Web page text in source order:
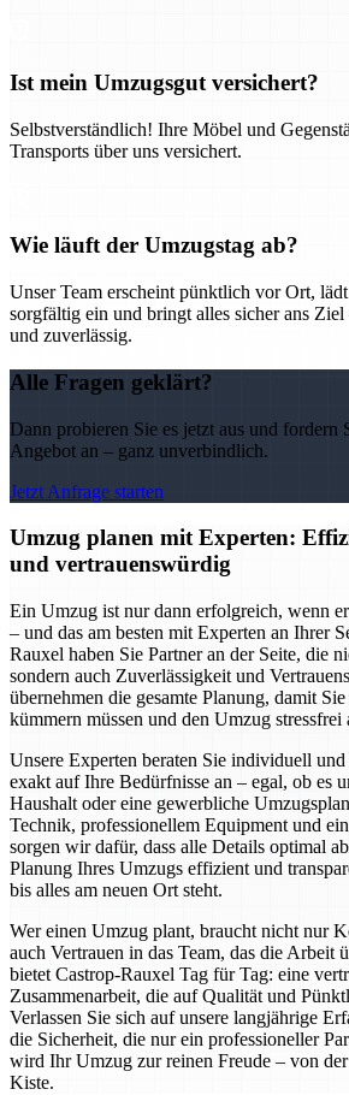
Ist mein Umzugsgut versichert?
Selbstverständlich! Ihre Möbel und
Transports über uns versichert.
Wie läuft der Umzugstag ab?
Unser Team erscheint pünktlich vor Ort,
sorgfältig ein und bringt alles sicher ans
und zuverlässig.
Alle Fragen geklärt?
Dann probieren Sie es jetzt aus und fordern
Angebot an – ganz unverbindlich.
Jetzt Anfrage starten
Umzug planen mit Experten:
und vertrauenswürdig
Ein Umzug ist nur dann erfolgreich, wenn
– und das am besten mit Experten an Ihrer
Rauxel haben Sie Partner an der Seite, die
sondern auch Zuverlässigkeit und
übernehmen die gesamte Planung, damit
kümmern müssen und den Umzug stressfrei
Unsere Experten beraten Sie individuell
exakt auf Ihre Bedürfnisse an – egal, ob es
Haushalt oder eine gewerbliche
Technik, professionellem Equipment und
sorgen wir dafür, dass alle Details optimal
Planung Ihres Umzugs effizient und
bis alles am neuen Ort steht.
Wer einen Umzug plant, braucht nicht nur
auch Vertrauen in das Team, das die Arbeit
bietet Castrop-Rauxel Tag für Tag: eine
Zusammenarbeit, die auf Qualität und
Verlassen Sie sich auf unsere langjährige
die Sicherheit, die nur ein professioneller
wird Ihr Umzug zur reinen Freude – von
Kiste.